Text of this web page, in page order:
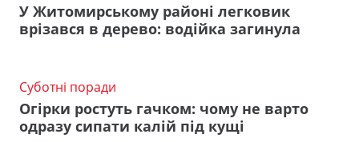
У Житомирському районі легковик
врізався в дерево: водійка загинула
Суботні поради
Огірки ростуть гачком: чому не варто
одразу сипати калій під кущі